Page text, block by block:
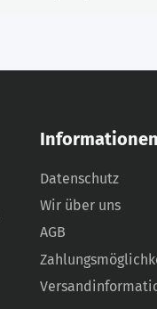
Informationen
Datenschutz
Wir über uns
AGB